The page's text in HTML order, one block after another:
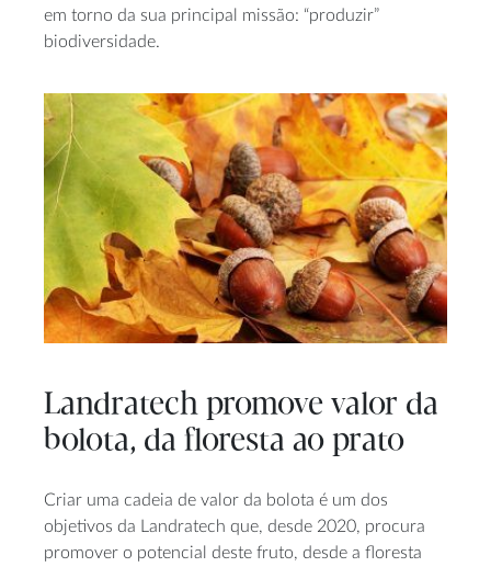
em torno da sua principal missão: “produzir”
biodiversidade.
Landratech promove valor da
bolota, da floresta ao prato
Criar uma cadeia de valor da bolota é um dos
objetivos da Landratech que, desde 2020, procura
promover o potencial deste fruto, desde a floresta